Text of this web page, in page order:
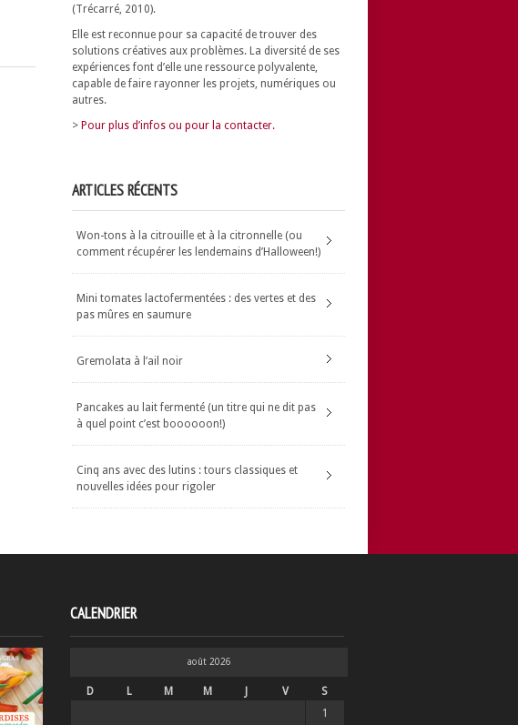
(Trécarré, 2010).
Elle est reconnue pour sa capacité de trouver des
solutions créatives aux problèmes. La diversité de ses
expériences font d’elle une ressource polyvalente,
capable de faire rayonner les projets, numériques ou
autres.
> Pour plus d’infos ou pour la contacter.
ARTICLES RÉCENTS
Won-tons à la citrouille et à la citronnelle (ou
comment récupérer les lendemains d’Halloween!)
Mini tomates lactofermentées : des vertes et des
pas mûres en saumure
Gremolata à l’ail noir
Pancakes au lait fermenté (un titre qui ne dit pas
à quel point c’est boooooon!)
Cinq ans avec des lutins : tours classiques et
nouvelles idées pour rigoler
CALENDRIER
août 2026
D L M M J V
S
1